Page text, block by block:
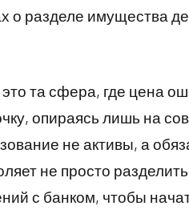
о разделе имущества
та сфера, где цена
опираясь лишь на
не активы, а
не просто
с банком, чтобы